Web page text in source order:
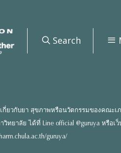
Search
กี่ยวกับยา สุขภาพหรือนวัตกรรมของคณะเ
ทยาลัย ได้ที่ Line official @guruya หรือเ
guruya/